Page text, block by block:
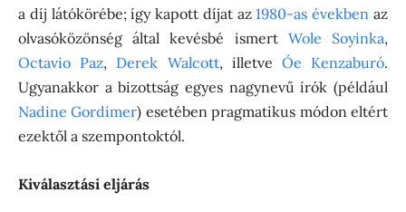
a díj látókörébe; így kapott díjat az1980-as években az
olvasóközönség által kevésbé ismert Wole Soyinka,
Octavio Paz, Derek Walcott, illetve Óe Kenzaburó.
Ugyanakkor a bizottság egyes nagynevű írók (például
Nadine Gordimer) esetében pragmatikus módon eltért
ezektől a szempontoktól.
Kiválasztási eljárás